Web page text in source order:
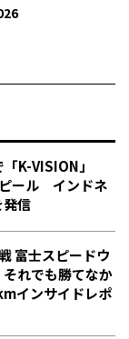
K-VISION」
ピール インドネ
発信
富士スピードウ
れでも勝てなか
インサイドレポ